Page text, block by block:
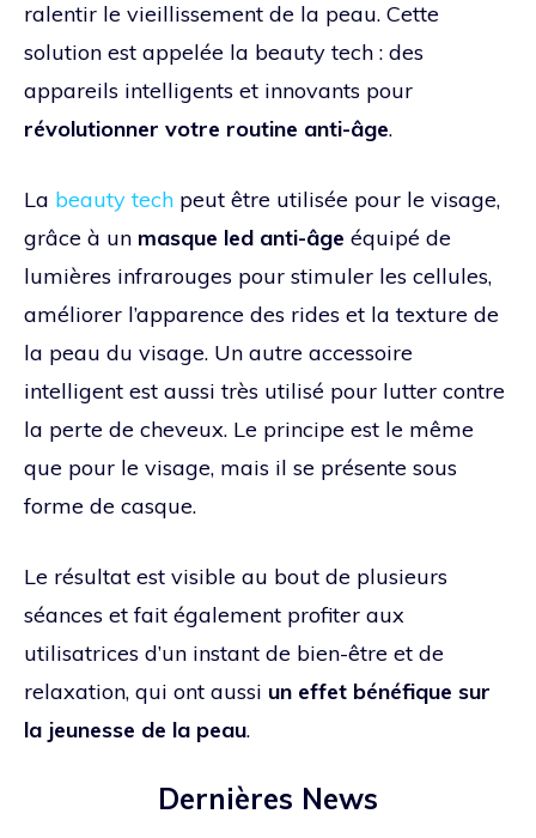
ralentir le vieillissement de la peau. Cette
solution est appelée la beauty tech : des
appareils intelligents et innovants pour
révolutionner votre routine anti-âge.
La beauty tech peut être utilisée pour le visage,
grâce à un masque led anti-âge équipé de
lumières infrarouges pour stimuler les cellules,
améliorer l’apparence des rides et la texture de
la peau du visage. Un autre accessoire
intelligent est aussi très utilisé pour lutter contre
la perte de cheveux. Le principe est le même
que pour le visage, mais il se présente sous
forme de casque.
Le résultat est visible au bout de plusieurs
séances et fait également profiter aux
utilisatrices d’un instant de bien-être et de
relaxation, qui ont aussi un effet bénéfique sur
la jeunesse de la peau.
Dernières News